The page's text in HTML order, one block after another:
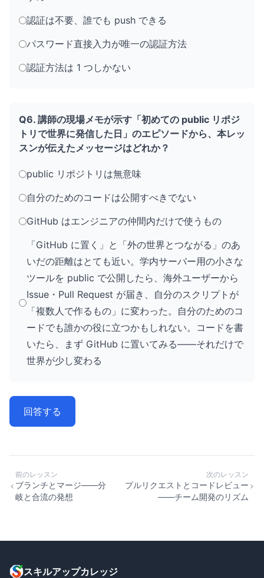
認証は不要、誰でも push できる
パスワード直接入力が唯一の認証方法
認証方法は 1 つしかない
Q6. 講師の現場メモが示す「初めての public リポジ
トリで世界に発信した日」のエピソードから、本レッ
スンが伝えたメッセージはどれか？
public リポジトリは無意味
自分のためのコードは公開すべきでない
GitHub はエンジニアの仲間内だけで使うもの
「GitHub に置く」と「外の世界とつながる」のあ
いだの距離はとても近い。学内サーバー用の小さな
ツールを public で公開したら、海外ユーザーから
Issue・Pull Request が届き、自分のスクリプトが
「複数人で作るもの」に変わった。自分のためのコ
ードでも誰かの役に立つかもしれない。コードを書
いたら、まず GitHub に置いてみる——それだけで
世界が少し変わる
回答する
前のレッスン
ブランチとマージ——分
岐と合流の発想
次のレッスン
プルリクエストとコードレビュー
——チーム開発のリズム
スキルアップカレッジ